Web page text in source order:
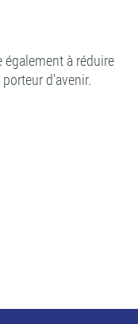
également à réduire
d'avenir.